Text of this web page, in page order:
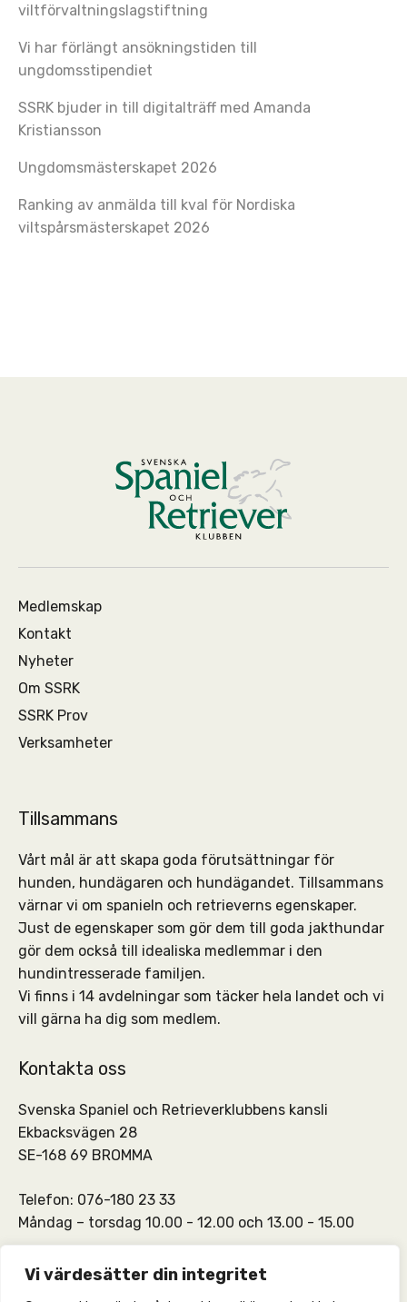
Vi värdesätter din integritet
viltförvaltningslagstiftning
Vi har förlängt ansökningstiden till
ungdomsstipendiet
SSRK bjuder in till digitalträff med Amanda
Kristiansson
Ungdomsmästerskapet 2026
Ranking av anmälda till kval för Nordiska
viltspårsmästerskapet 2026
Medlemskap
Kontakt
Nyheter
Om SSRK
SSRK Prov
Verksamheter
Tillsammans
Vårt mål är att skapa goda förutsättningar för
hunden, hundägaren och hundägandet. Tillsammans
värnar vi om spanieln och retrieverns egenskaper.
Just de egenskaper som gör dem till goda jakthundar
gör dem också till idealiska medlemmar i den
hundintresserade familjen.
Vi finns i 14 avdelningar som täcker hela landet och vi
vill gärna ha dig som medlem.
Kontakta oss
Svenska Spaniel och Retrieverklubbens kansli
Ekbacksvägen 28
SE-168 69 BROMMA
Telefon: 076-180 23 33
Måndag – torsdag 10.00 - 12.00 och 13.00 - 15.00
SSRKs kansli och medlemskontakt: info@ssrk.se